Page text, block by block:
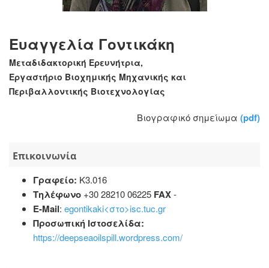
Ευαγγελία Γοντικάκη
Μεταδιδακτορική Ερευνήτρια,
Εργαστήριο Βιοχημικής Μηχανικής και
Περιβαλλοντικής Βιοτεχνολογίας
Βιογραφικό σημείωμα (pdf)
Επικοινωνία
Γραφείο: Κ3.016
Τηλέφωνο +30 28210 06225 FAX-
E-Mail: egontikaki<στο>isc.tuc.gr
Προσωπική Ιστοσελίδα:
https://deepseaoilspill.wordpress.com/